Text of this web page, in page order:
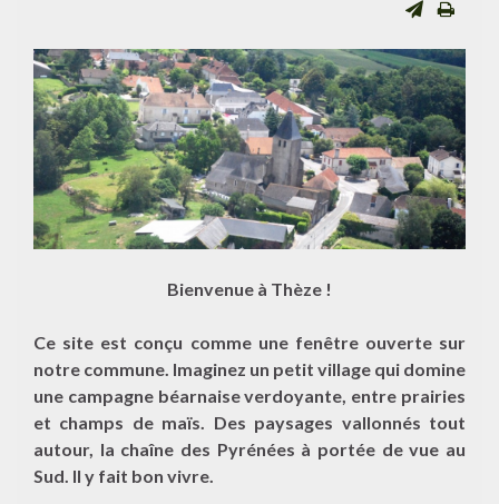
Bienvenue à Thèze !
Ce site est conçu comme une fenêtre ouverte sur
notre commune. Imaginez un petit village qui domine
une campagne béarnaise verdoyante, entre prairies
et champs de maïs. Des paysages vallonnés tout
autour, la chaîne des Pyrénées à portée de vue au
Sud. Il y fait bon vivre.